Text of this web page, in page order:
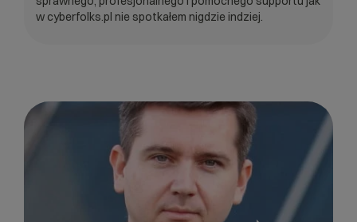
w cyberfolks.pl nie spotkałem nigdzie indziej.